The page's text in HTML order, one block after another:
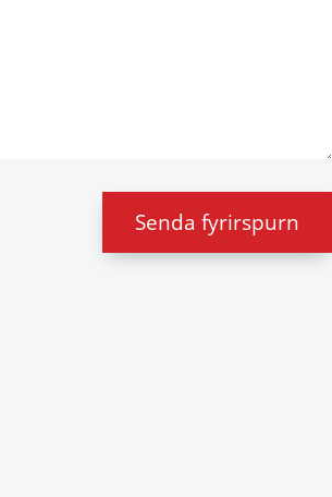
Senda fyrirspurn